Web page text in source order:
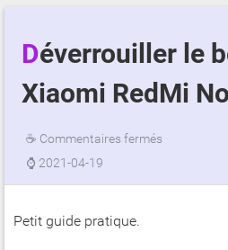
Déverrouiller le bootloader du
Xiaomi RedMi
☕ Commentaires fermés
⌚ 2021-04-19
Petit guide pratique.